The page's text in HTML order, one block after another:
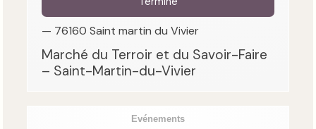
— 76160 Saint martin du Vivier
Marché du Terroir et du Savoir-Faire
– Saint-Martin-du-Vivier
Evénements